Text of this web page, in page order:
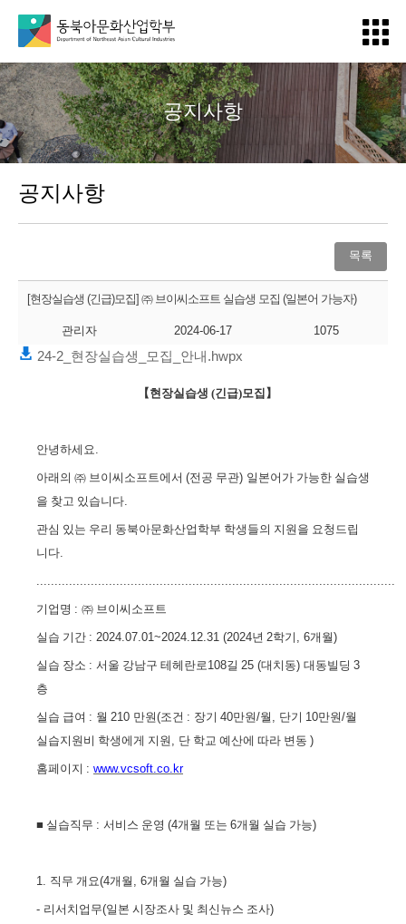
기
공지사항
공지사항
목록
[현장실습생 (긴급)모집] ㈜ 브이씨소프트 실습생 모집 (일본어 가능자)
관리자 2024-06-17 1075
24-2_현장실습생_모집_안내.hwpx
【현장실습생 (긴급)모집 】
안녕하세요.
아래의 ㈜ 브이씨소프트에서 (전공 무관) 일본어가 가능한 실습생
을 찾고 있습니다.
관심 있는 우리 동북아문화산업학부 학생들의 지원을 요청드립
니다.
...................................................................................................
기업명 : ㈜ 브이씨소프트
실습 기간 : 2024.07.01~2024.12.31 (2024년 2학기 , 6개월)
실습 장소 : 서울 강남구 테헤란로108길 25 (대치동) 대동빌딩 3
층
실습 급여 : 월 210 만원(조건 : 장기 40만원/월 , 단기 10만원/월
실습지원비 학생에게 지원 , 단 학교 예산에 따라 변동 )
홈페이지 : www.vcsoft.co.kr
■ 실습직무 : 서비스 운영 (4개월 또는 6개월 실습 가능)
1. 직무 개요(4개월 , 6개월 실습 가능)
- 리서치업무(일본 시장조사 및 최신뉴스 조사)